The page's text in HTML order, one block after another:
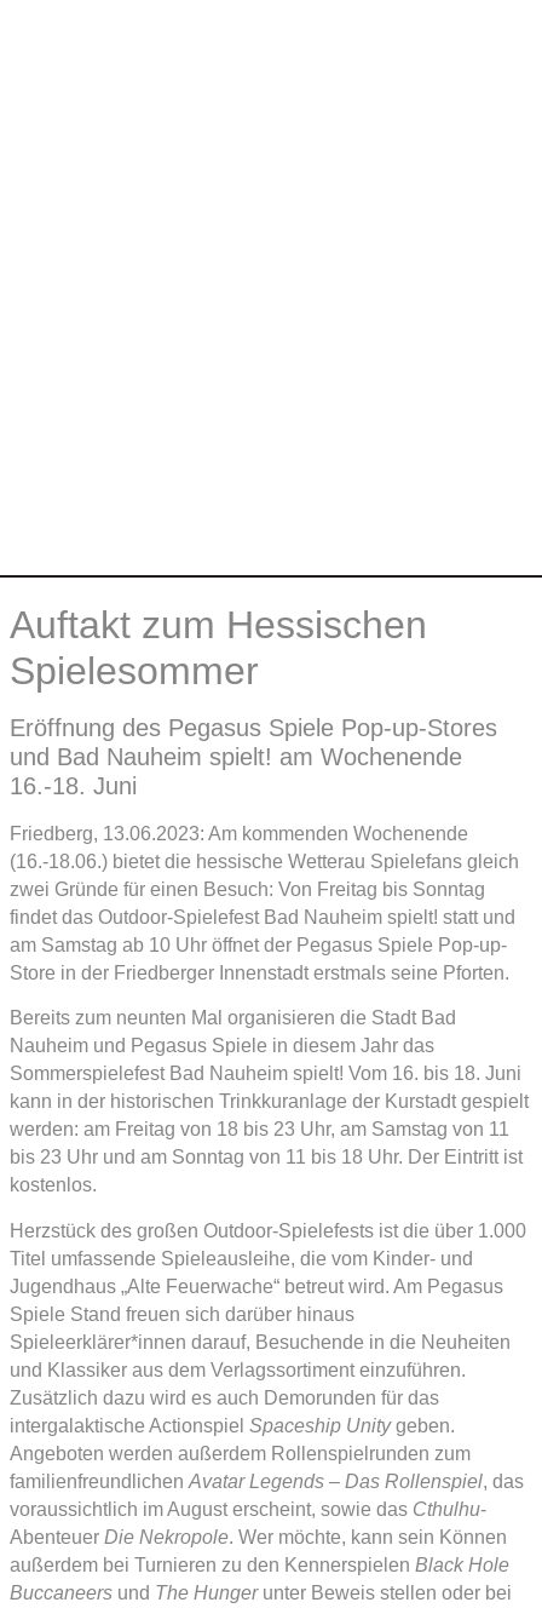
Auftakt zum Hessischen
Spielesommer
Eröffnung des Pegasus Spiele Pop-up-Stores
und Bad Nauheim spielt! am Wochenende
16.-18. Juni
Friedberg, 13.06.2023: Am kommenden Wochenende
(16.-18.06.) bietet die hessische Wetterau Spielefans gleich
zwei Gründe für einen Besuch: Von Freitag bis Sonntag
findet das Outdoor-Spielefest Bad Nauheim spielt! statt und
am Samstag ab 10 Uhr öffnet der Pegasus Spiele Pop-up-
Store in der Friedberger Innenstadt erstmals seine Pforten.
Bereits zum neunten Mal organisieren die Stadt Bad
Nauheim und Pegasus Spiele in diesem Jahr das
Sommerspielefest Bad Nauheim spielt! Vom 16. bis 18. Juni
kann in der historischen Trinkkuranlage der Kurstadt gespielt
werden: am Freitag von 18 bis 23 Uhr, am Samstag von 11
bis 23 Uhr und am Sonntag von 11 bis 18 Uhr. Der Eintritt ist
kostenlos.
Herzstück des großen Outdoor-Spielefests ist die über 1.000
Titel umfassende Spieleausleihe, die vom Kinder- und
Jugendhaus „Alte Feuerwache“ betreut wird. Am Pegasus
Spiele Stand freuen sich darüber hinaus
Spieleerklärer*innen darauf, Besuchende in die Neuheiten
und Klassiker aus dem Verlagssortiment einzuführen.
Zusätzlich dazu wird es auch Demorunden für das
intergalaktische Actionspiel Spaceship Unitygeben.
Angeboten werden außerdem Rollenspielrunden zum
familienfreundlichen Avatar Legends – Das Rollenspiel, das
voraussichtlich im August erscheint, sowie das Cthulhu-
Abenteuer Die Nekropole. Wer möchte, kann sein Können
außerdem bei Turnieren zu den Kennerspielen Black Hole
Buccaneers und The Hungerunter Beweis stellen oder bei